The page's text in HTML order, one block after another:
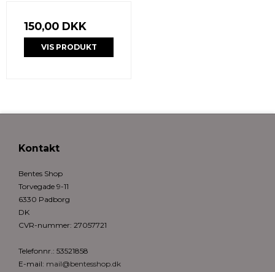
150,00 DKK
VIS PRODUKT
Kontakt
Bentes Shop
Torvegade 9-11
6330 Padborg
DK
CVR-nummer: 27057721
Telefonnr. : 53521858
E-mail: mail@bentesshop.dk